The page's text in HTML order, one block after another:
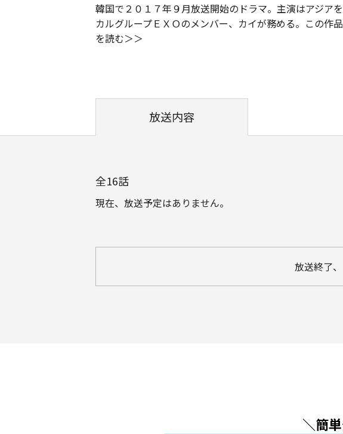
韓国で２０１７年９月放送開始のドラマ。主演はアジア
カルグループＥＸＯのメンバー、カイが務める。この作
を読む
放送内容
全16話
現在、放送予定はありません。
放送終了
＼簡